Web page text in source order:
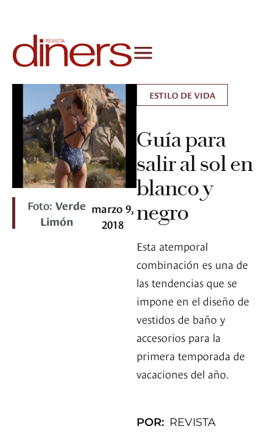
Foto: Verde
Limón
marzo 9,
2018
ESTILO DE VIDA
Guía para
salir al sol en
blanco y
negro
Esta atemporal
combinación es una de
las tendencias que se
impone en el diseño de
vestidos de baño y
accesorios para la
primera temporada de
vacaciones del año.
POR: REVISTA